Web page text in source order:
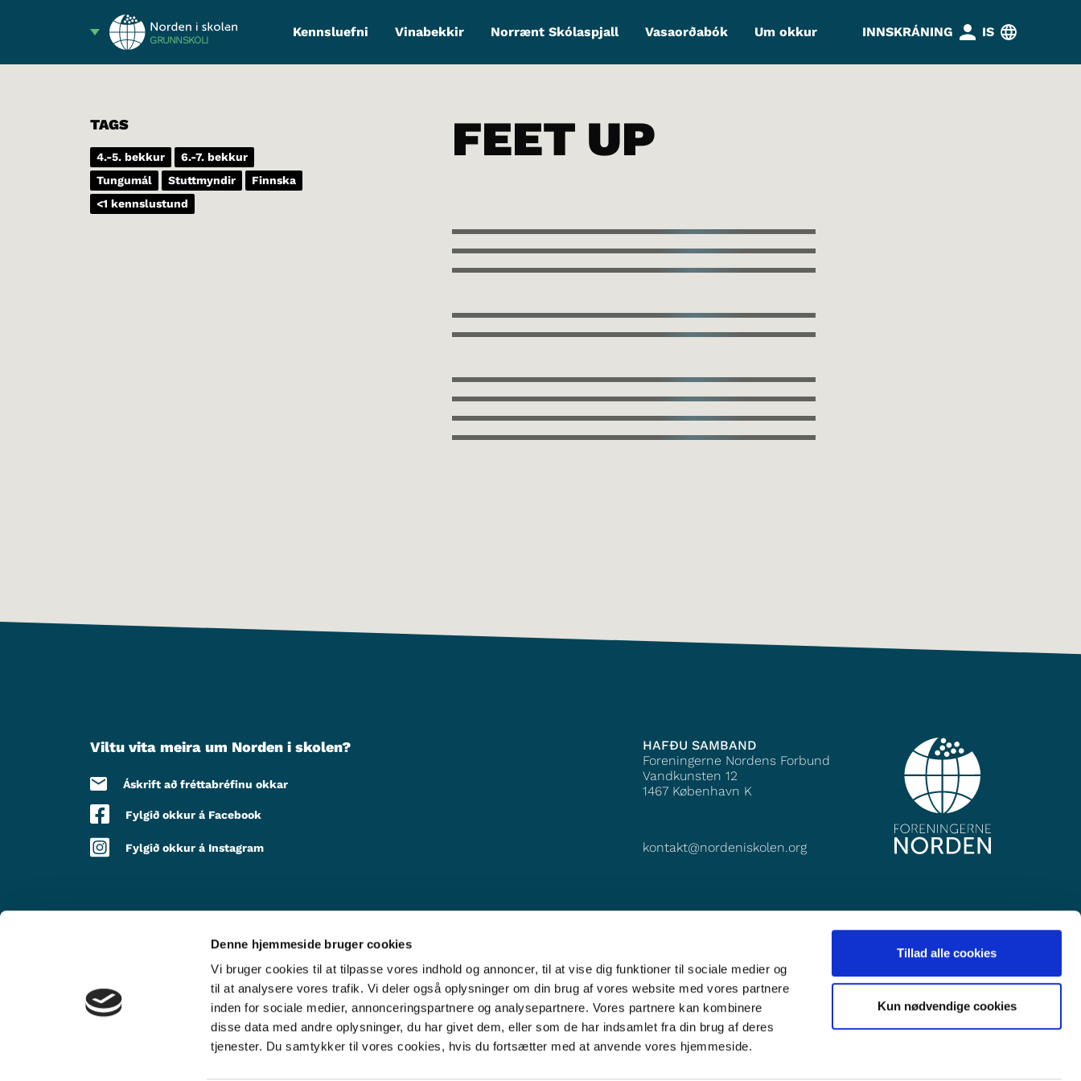
Denne hjemmeside bruger cookies
Vi bruger cookies til at tilpasse vores indhold og annoncer, til at vise dig funktioner til sociale medier og
til at analysere vores trafik. Vi deler også oplysninger om din brug af vores website med vores partnere
inden for sociale medier, annonceringspartnere og analysepartnere. Vores partnere kan kombinere
disse data med andre oplysninger, du har givet dem, eller som de har indsamlet fra din brug af deres
tjenester. Du samtykker til vores cookies, hvis du fortsætter med at anvende vores hjemmeside.
Tillad alle cookies
Kun nødvendige cookies
GRUNNSKÓLI
Kennsluefni Vinabekkir Norrænt Skólaspjall Vasaorðabók Um okkur INNSKRÁNING IS
TAGS
4.-5. bekkur
6.-7. bekkur
Tungumál
Stuttmyndir
Finnska
<1 kennslustund
FEET UP
Viltu vita meira um Norden i skolen?
Áskrift að fréttabréfinu okkar
Fylgið okkur á Facebook
Fylgið okkur á Instagram
HAFÐU SAMBAND
Foreningerne Nordens Forbund
Vandkunsten 12
1467 København K
kontakt@nordeniskolen.org
MEÐ STUÐNINGI FRÁ